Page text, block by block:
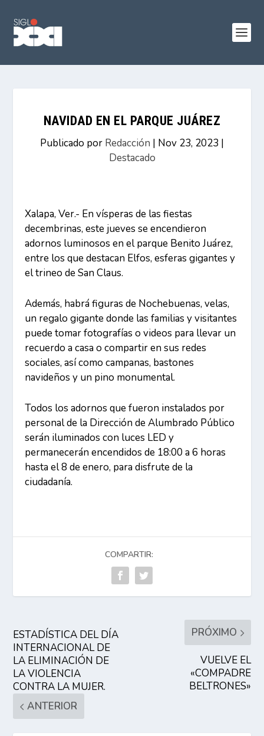
NAVIDAD EN EL PARQUE JUÁREZ
Publicado por Redacción | Nov 23, 2023 |
Destacado
Xalapa, Ver.- En vísperas de las fiestas
decembrinas, este jueves se encendieron
adornos luminosos en el parque Benito Juárez,
entre los que destacan Elfos, esferas gigantes y
el trineo de San Claus.
Además, habrá figuras de Nochebuenas, velas,
un regalo gigante donde las familias y visitantes
puede tomar fotografías o videos para llevar un
recuerdo a casa o compartir en sus redes
sociales, así como campanas, bastones
navideños y un pino monumental.
Todos los adornos que fueron instalados por
personal de la Dirección de Alumbrado Público
serán iluminados con luces LED y
permanecerán encendidos de 18:00 a 6 horas
hasta el 8 de enero, para disfrute de la
ciudadanía.
COMPARTIR:
ESTADÍSTICA DEL DÍA
INTERNACIONAL DE
LA ELIMINACIÓN DE
LA VIOLENCIA
CONTRA LA MUJER.
ANTERIOR
PRÓXIMO
VUELVE EL
«COMPADRE
BELTRONES»